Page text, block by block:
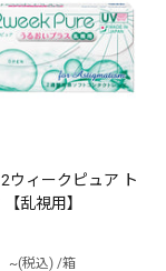
2ウィークピュア ト
乱視用】
~(税込) /箱